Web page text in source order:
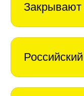
Закрывают